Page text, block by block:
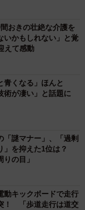
おきの壮絶な介護を
かもしれない」と覚
えて感動
青くなる」ほんと
術が凄い」と話題に
「謎マナー」、「過剰
」を抑えた1位は？
の目」
キックボードで走行
！ 「歩道走行は道交